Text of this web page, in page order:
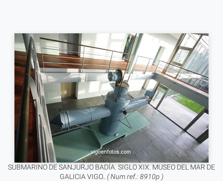
SUBMARINO DE SANJURJO BADÍA. SIGLO XIX. MUSEO DEL MAR DE
GALICIA VIGO.. ( Num ref.: 8910p )